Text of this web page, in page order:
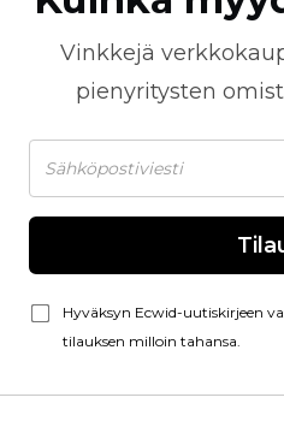
Vinkkejä
pienyritysten
Hyväksyn Ecwid-uutiskirjeen
tilauksen milloin tahansa.